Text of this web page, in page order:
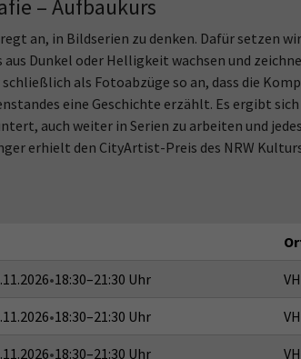
– Aufbaukurs
an, in Bildserien zu denken. Dafür setzen
Dunkel oder Helligkeit wachsen und
als Fotoabzüge so an, dass die
eine Geschichte erzählt. Es ergibt
auch weiter in Serien zu arbeiten und
erhielt den CityArtist-Preis des NRW
•18:30–21:30 Uhr
•18:30–21:30 Uhr
•18:30–21:30 Uhr